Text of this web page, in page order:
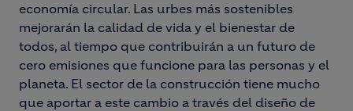
economía circular. Las urbes más sostenibles
mejorarán la calidad de vida y el bienestar de
todos, al tiempo que contribuirán a un futuro de
cero emisiones que funcione para las personas y el
planeta. El sector de la construcción tiene mucho
que aportar a este cambio a través del diseño de